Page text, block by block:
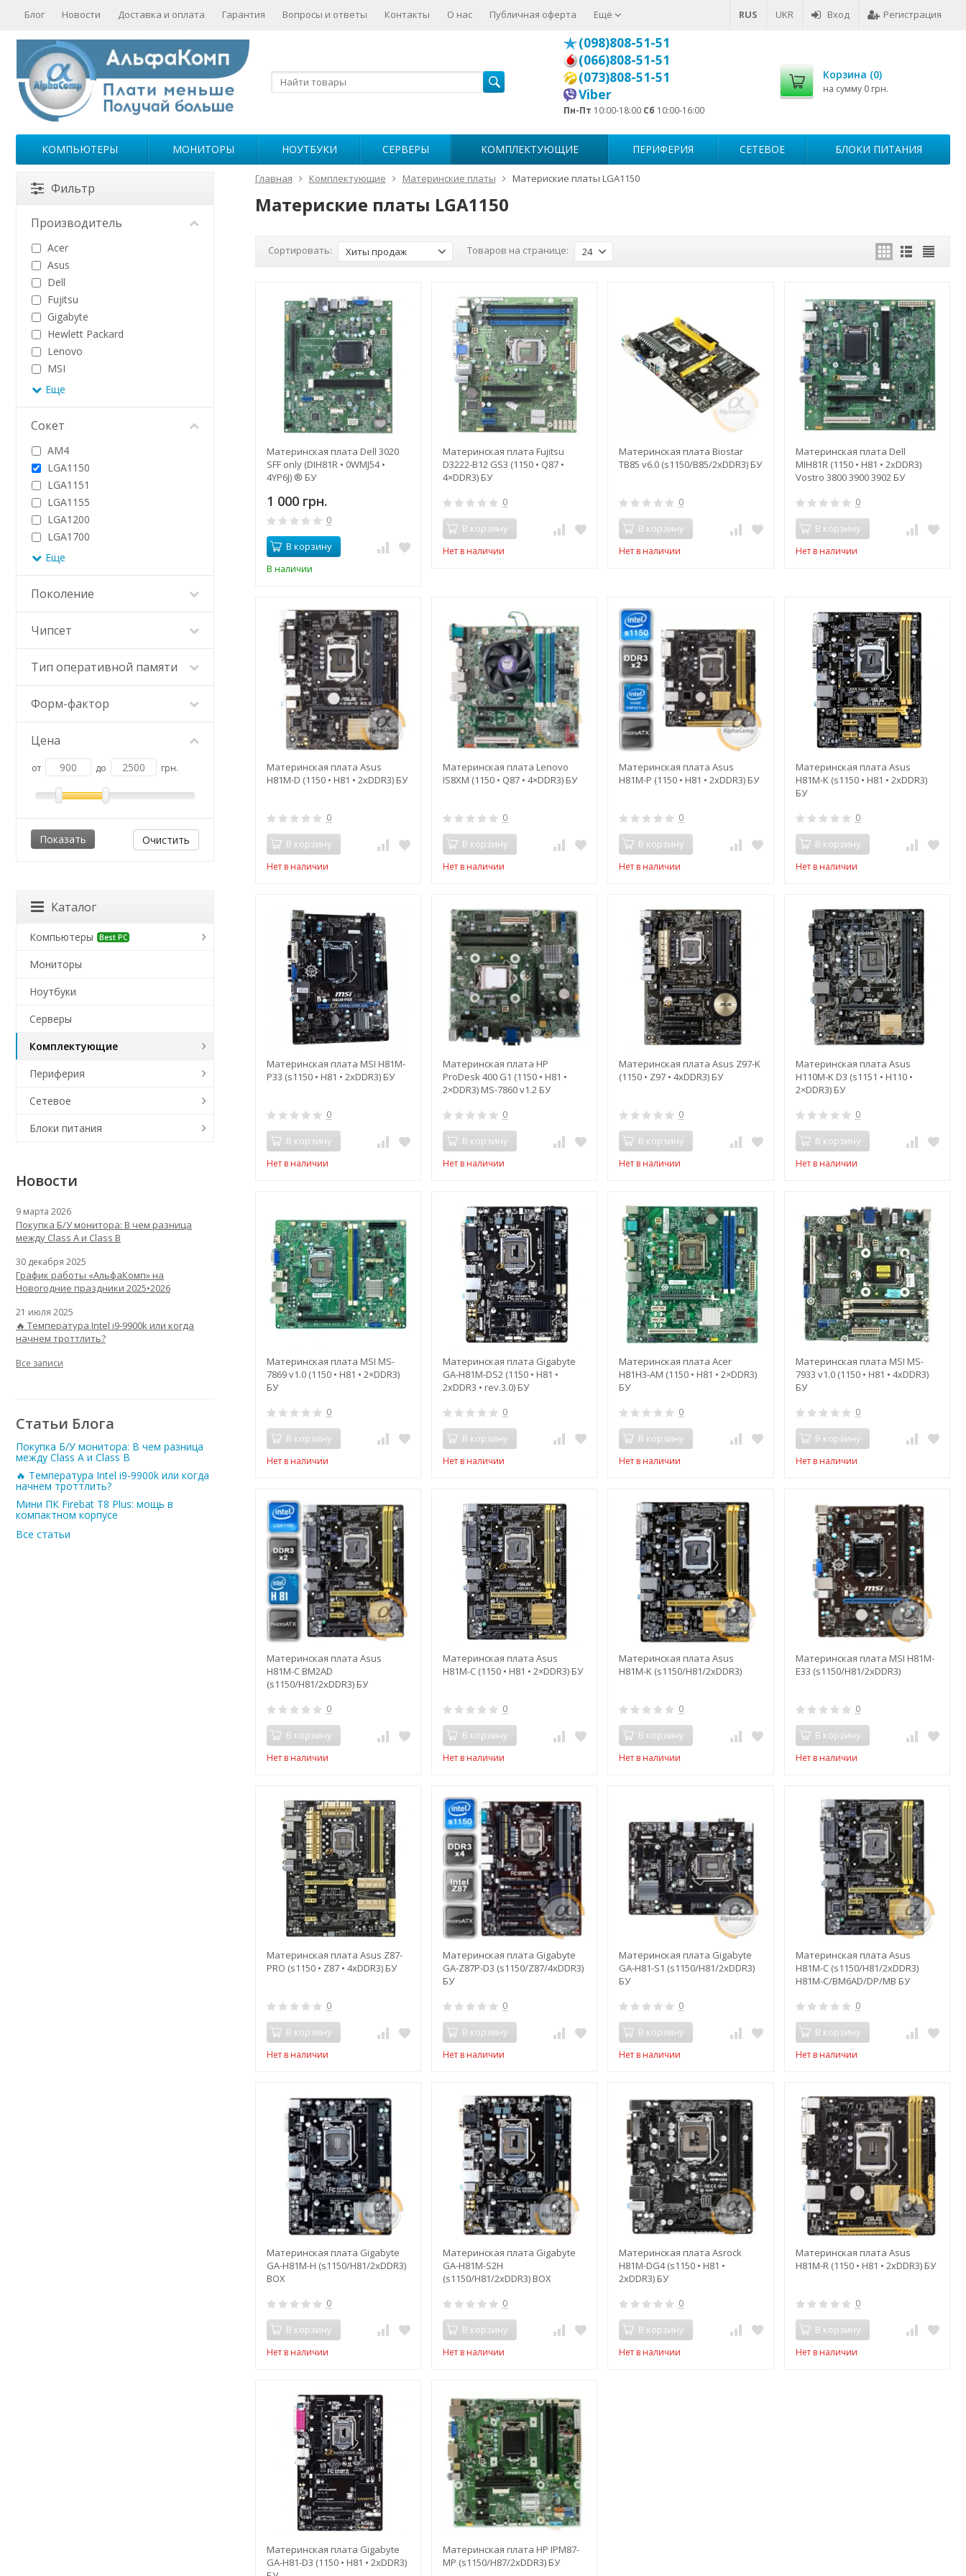
RUS UKR Вход Регистрация
Блог Новости Доставка и оплата Гарантия Вопросы и ответы Контакты О нас Публичная оферта Ещё
(098)808-51-51
(066)808-51-51
(073)808-51-51
Viber
Пн-Пт 10:00-18:00 Сб 10:00-16:00
Корзина (0)
на сумму 0 грн.
КОМПЬЮТЕРЫ МОНИТОРЫ НОУТБУКИ СЕРВЕРЫ КОМПЛЕКТУЮЩИЕ ПЕРИФЕРИЯ СЕТЕВОЕ БЛОКИ ПИТАНИЯ
Главная Комплектующие Материнские платы Материские платы LGA1150
Материские платы LGA1150
Сортировать: Хиты продаж Товаров на странице: 24
Материнская плата Dell 3020
SFF only (DIH81R • 0WMJ54 •
4YP6J) ® БУ
1 000 грн.
0
В корзину
В наличии
Материнская плата Fujitsu
D3222-B12 GS3 (1150 • Q87 •
4×DDR3) БУ
0
В корзину
Нет в наличии
Материнская плата Biostar
TB85 v6.0 (s1150/B85/2xDDR3) БУ
0
В корзину
Нет в наличии
Материнская плата Dell
MIH81R (1150 • H81 • 2xDDR3)
Vostro 3800 3900 3902 БУ
0
В корзину
Нет в наличии
Материнская плата Asus
H81M-D (1150 • H81 • 2xDDR3) БУ
0
В корзину
Нет в наличии
Материнская плата Lenovo
IS8XM (1150 • Q87 • 4×DDR3) БУ
0
В корзину
Нет в наличии
Материнская плата Asus
H81M-P (1150 • H81 • 2xDDR3) БУ
0
В корзину
Нет в наличии
Материнская плата Asus
H81M-K (s1150 • H81 • 2xDDR3)
БУ
0
В корзину
Нет в наличии
Материнская плата MSI H81M-
P33 (s1150 • H81 • 2xDDR3) БУ
0
В корзину
Нет в наличии
Материнская плата HP
ProDesk 400 G1 (1150 • H81 •
2×DDR3) MS-7860 v1.2 БУ
0
В корзину
Нет в наличии
Материнская плата Asus Z97-K
(1150 • Z97 • 4xDDR3) БУ
0
В корзину
Нет в наличии
Материнская плата Asus
H110M-K D3 (s1151 • H110 •
2×DDR3) БУ
0
В корзину
Нет в наличии
Материнская плата MSI MS-
7869 v1.0 (1150 • H81 • 2×DDR3)
БУ
0
В корзину
Нет в наличии
Материнская плата Gigabyte
GA-H81M-DS2 (1150 • H81 •
2xDDR3 • rev.3.0) БУ
0
В корзину
Нет в наличии
Материнская плата Acer
H81H3-AM (1150 • H81 • 2×DDR3)
БУ
0
В корзину
Нет в наличии
Материнская плата MSI MS-
7933 v1.0 (1150 • H81 • 4xDDR3)
БУ
0
В корзину
Нет в наличии
Материнская плата Asus
H81M-C BM2AD
(s1150/H81/2xDDR3) БУ
0
В корзину
Нет в наличии
Материнская плата Asus
H81M-C (1150 • H81 • 2×DDR3) БУ
0
В корзину
Нет в наличии
Материнская плата Asus
H81M-K (s1150/H81/2xDDR3)
0
В корзину
Нет в наличии
Материнская плата MSI H81M-
E33 (s1150/H81/2xDDR3)
0
В корзину
Нет в наличии
Материнская плата Asus Z87-
PRO (s1150 • Z87 • 4xDDR3) БУ
0
В корзину
Нет в наличии
Материнская плата Gigabyte
GA-Z87P-D3 (s1150/Z87/4xDDR3)
БУ
0
В корзину
Нет в наличии
Материнская плата Gigabyte
GA-H81-S1 (s1150/H81/2xDDR3)
БУ
0
В корзину
Нет в наличии
Материнская плата Asus
H81M-C (s1150/H81/2xDDR3)
H81M-C/BM6AD/DP/MB БУ
0
В корзину
Нет в наличии
Материнская плата Gigabyte
GA-H81M-H (s1150/H81/2xDDR3)
BOX
0
В корзину
Нет в наличии
Материнская плата Gigabyte
GA-H81M-S2H
(s1150/H81/2xDDR3) BOX
0
В корзину
Нет в наличии
Материнская плата Asrock
H81M-DG4 (s1150 • H81 •
2xDDR3) БУ
0
В корзину
Нет в наличии
Материнская плата Asus
H81M-R (1150 • H81 • 2xDDR3) БУ
0
В корзину
Нет в наличии
Материнская плата Gigabyte
GA-H81-D3 (1150 • H81 • 2xDDR3)
Материнская плата HP IPM87-
MP (s1150/H87/2xDDR3) БУ
Фильтр
Производитель
Acer
Asus
Dell
Fujitsu
Gigabyte
Hewlett Packard
Lenovo
MSI
Еще
Сокет
AM4
LGA1150
LGA1151
LGA1155
LGA1200
LGA1700
Еще
Поколение
Чипсет
Тип оперативной памяти
Форм-фактор
Цена
от до грн.
Очистить
Каталог
Компьютеры Best PC
Мониторы
Ноутбуки
Серверы
Комплектующие
Периферия
Сетевое
Блоки питания
Новости
9 марта 2026
Покупка Б/У монитора: В чем разница
между Class A и Class B
30 декабря 2025
График работы «АльфаКомп» на
Новогодние праздники 2025•2026
21 июля 2025
🔥 Температура Intel i9-9900k или когда
начнем троттлить?
Все записи
Статьи Блога
Покупка Б/У монитора: В чем разница
между Class A и Class B
🔥 Температура Intel i9-9900k или когда
начнем троттлить?
Мини ПК Firebat T8 Plus: мощь в
компактном корпусе
Все статьи